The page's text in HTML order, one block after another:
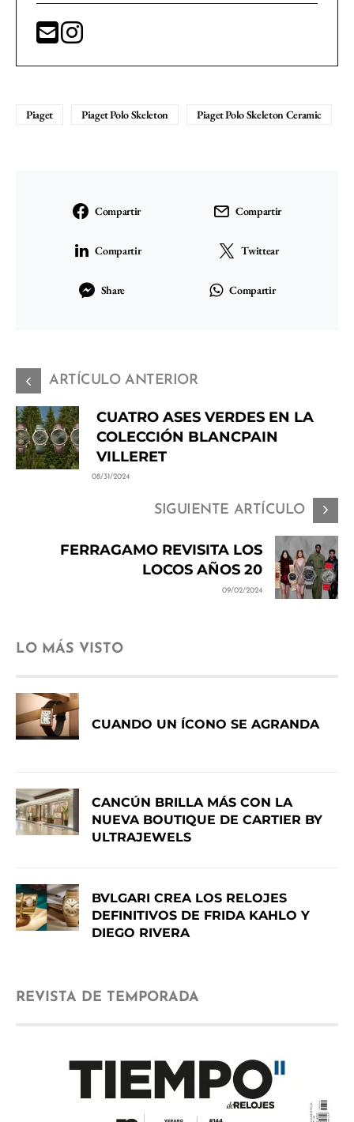
Piaget Piaget Polo Skeleton Piaget Polo Skeleton Ceramic
Compartir Compartir
Compartir Twittear
Share Compartir
ARTÍCULO ANTERIOR
CUATRO ASES VERDES EN LA
COLECCIÓN BLANCPAIN
VILLERET
08/31/2024
SIGUIENTE ARTÍCULO
FERRAGAMO REVISITA LOS
LOCOS AÑOS 20
09/02/2024
LO MÁS VISTO
CUANDO UN ÍCONO SE AGRANDA
CANCÚN BRILLA MÁS CON LA
NUEVA BOUTIQUE DE CARTIER BY
ULTRAJEWELS
BVLGARI CREA LOS RELOJES
DEFINITIVOS DE FRIDA KAHLO Y
DIEGO RIVERA
REVISTA DE TEMPORADA